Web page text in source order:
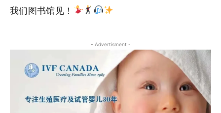
我们图书馆见！
- Advertisment -